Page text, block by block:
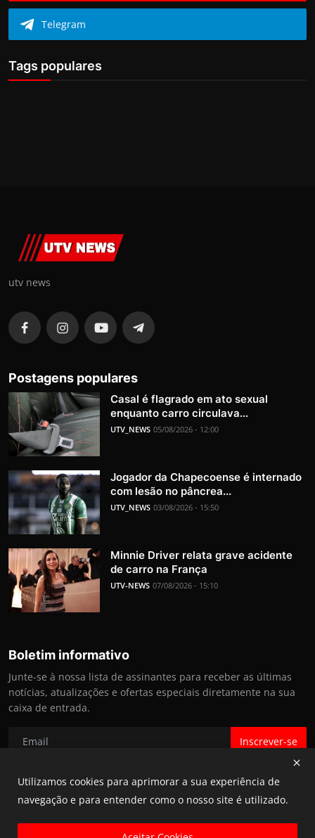
Telegram
Tags populares
utv news
Postagens populares
Casal é flagrado em ato sexual
enquanto carro circulava...
UTV_NEWS 05/08/2026 - 12:00
Jogador da Chapecoense é internado
com lesão no pâncrea...
UTV_NEWS 03/08/2026 - 15:50
Minnie Driver relata grave acidente
de carro na França
UTV-NEWS 07/08/2026 - 15:10
Boletim informativo
Junte-se à nossa lista de assinantes para receber as últimas
notícias, atualizações e ofertas especiais diretamente na sua
caixa de entrada.
Inscrever-se
Utilizamos cookies para aprimorar a sua experiência de
navegação e para entender como o nosso site é utilizado.